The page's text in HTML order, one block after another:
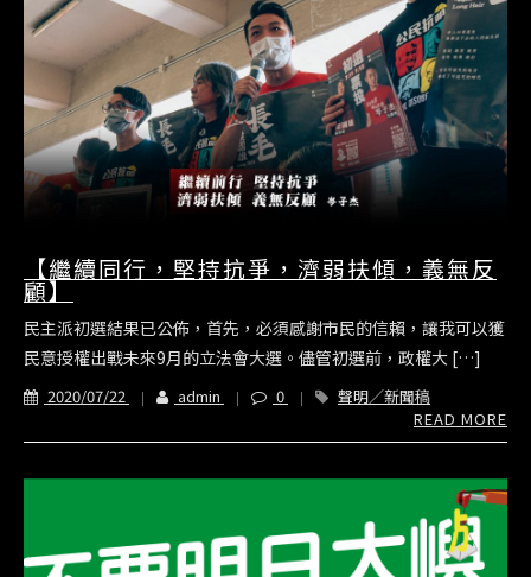
【繼續同行，堅持抗爭，濟弱扶傾，義無反
顧】
民主派初選結果已公佈，首先，必須感謝市民的信賴，讓我可以獲
民意授權出戰未來9月的立法會大選。儘管初選前，政權大 […]
2020/07/22 admin 0
聲明／新聞稿
READ MORE